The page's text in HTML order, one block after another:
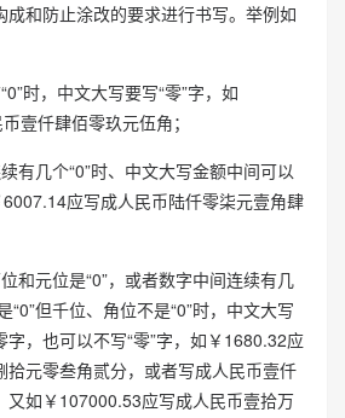
成和防止涂改的要求进行书写。举例如
时，中文大写要写“零”字，如
壹仟肆佰零玖元伍角；
有几个“0”时、中文大写金额中间可以
6007.14应写成人民币陆仟零柒元壹角肆
和元位是“0”，或者数字中间连续有几
“0”但千位、角位不是“0”时，中文大写
，也可以不写“零”字，如￥1680.32应
拾元零叁角贰分，或者写成人民币壹仟
又如￥107000.53应写成人民币壹拾万